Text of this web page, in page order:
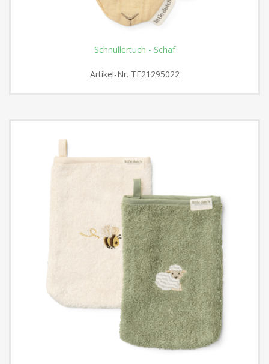
Schnullertuch - Schaf
Artikel-Nr. TE21295022